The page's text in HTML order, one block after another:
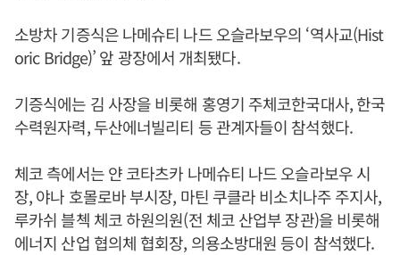
소방차 기증식은 나메슈티 나드 오슬라보우의 ‘역사교(Hist
oric Bridge)’ 앞 광장에서 개최됐다.
기증식에는 김 사장을 비롯해 홍영기 주체코한국대사, 한국
수력원자력, 두산에너빌리티 등 관계자들이 참석했다.
체코 측에서는 얀 코타츠카 나메슈티 나드 오슬라보우 시
장, 야나 호몰로바 부시장, 마틴 쿠클라 비소치나주 주지사,
루카쉬 블첵 체코 하원의원(전 체코 산업부 장관)을 비롯해
에너지 산업 협의체 협회장, 의용소방대원 등이 참석했다.